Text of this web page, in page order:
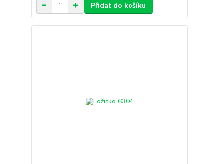
Přidat do košíku